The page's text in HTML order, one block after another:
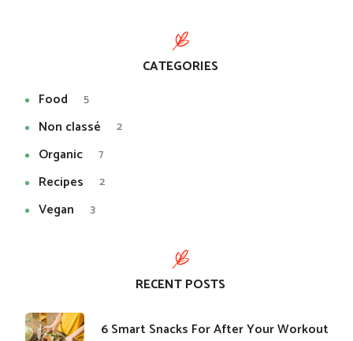
CATEGORIES
Food
5
Non classé 2
Organic 7
Recipes 2
Vegan 3
RECENT POSTS
​6 Smart Snacks For After Your Workout